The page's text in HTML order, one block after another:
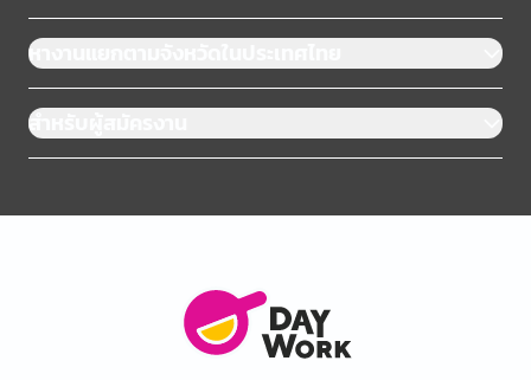
หางานแยกตามจังหวัดในประเทศไทย
สำหรับผู้สมัครงาน